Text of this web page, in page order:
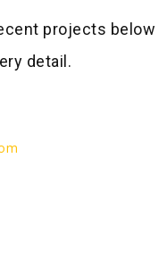
projects below
detail.